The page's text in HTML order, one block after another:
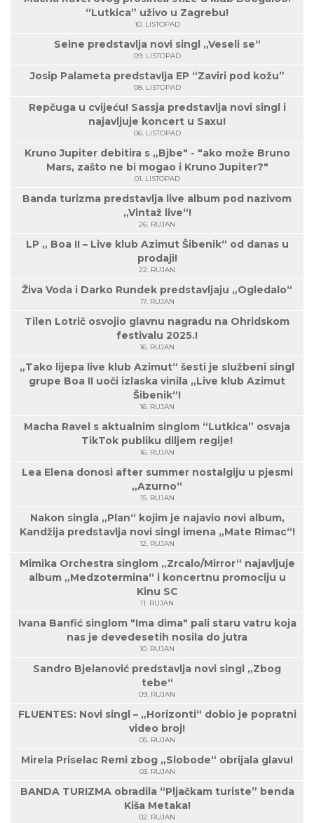
“Lutkica” uživo u Zagrebu!
10. LISTOPAD
Seine predstavlja novi singl „Veseli se“
09. LISTOPAD
Josip Palameta predstavlja EP “Zaviri pod kožu”
08. LISTOPAD
Repčuga u cvijeću! Sassja predstavlja novi singl i
najavljuje koncert u Saxu!
06. LISTOPAD
Kruno Jupiter debitira s „Bjbe" - "ako može Bruno
Mars, zašto ne bi mogao i Kruno Jupiter?"
01. LISTOPAD
Banda turizma predstavlja live album pod nazivom
„Vintaž live“!
26. RUJAN
LP „ Boa II – Live klub Azimut Šibenik“ od danas u
prodaji!
22. RUJAN
Živa Voda i Darko Rundek predstavljaju „Ogledalo“
17. RUJAN
Tilen Lotrič osvojio glavnu nagradu na Ohridskom
festivalu 2025.!
16. RUJAN
„Tako lijepa live klub Azimut“ šesti je službeni singl
grupe Boa II uoči izlaska vinila „Live klub Azimut
Šibenik“!
16. RUJAN
Macha Ravel s aktualnim singlom “Lutkica” osvaja
TikTok publiku diljem regije!
16. RUJAN
Lea Elena donosi after summer nostalgiju u pjesmi
„Azurno“
15. RUJAN
Nakon singla „Plan“ kojim je najavio novi album,
Kandžija predstavlja novi singl imena „Mate Rimac“!
12. RUJAN
Mimika Orchestra singlom „Zrcalo/Mirror“ najavljuje
album „Medzotermina“ i koncertnu promociju u
Kinu SC
11. RUJAN
Ivana Banfić singlom "Ima dima" pali staru vatru koja
nas je devedesetih nosila do jutra
10. RUJAN
Sandro Bjelanović predstavlja novi singl „Zbog
tebe“
09. RUJAN
FLUENTES: Novi singl – „Horizonti“ dobio je popratni
video broj!
05. RUJAN
Mirela Priselac Remi zbog „Slobode“ obrijala glavu!
03. RUJAN
BANDA TURIZMA obradila “Pljačkam turiste” benda
Kiša Metaka!
02. RUJAN